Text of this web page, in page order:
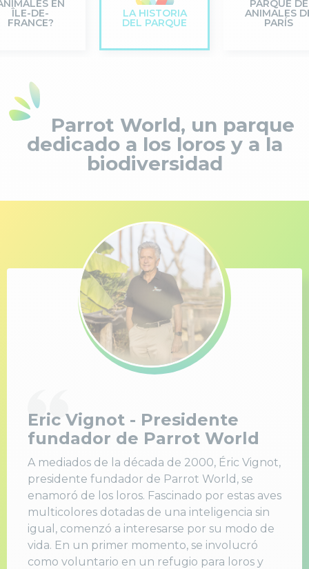
EN
ÎLE-DE-
FRANCE?
LA HISTORIA
DEL PARQUE
PARQUE DE
ANIMALES
PARÍS
Parrot World, un parque
dedicado a los loros y a la
biodiversidad
Eric Vignot - Presidente
fundador de Parrot World
A mediados de la década de 2000, Éric Vignot,
presidente fundador de Parrot World, se
enamoró de los loros. Fascinado por estas aves
multicolores dotadas de una inteligencia sin
igual, comenzó a interesarse por su modo de
vida. En un primer momento, se involucró
como voluntario en un refugio para loros y